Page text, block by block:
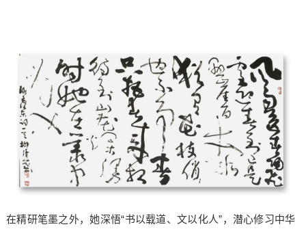
在精研笔墨之外，她深悟“书以载道、文以化人”，潜心修习中华